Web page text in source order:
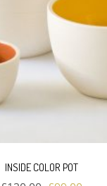
INSIDE COLOR POT